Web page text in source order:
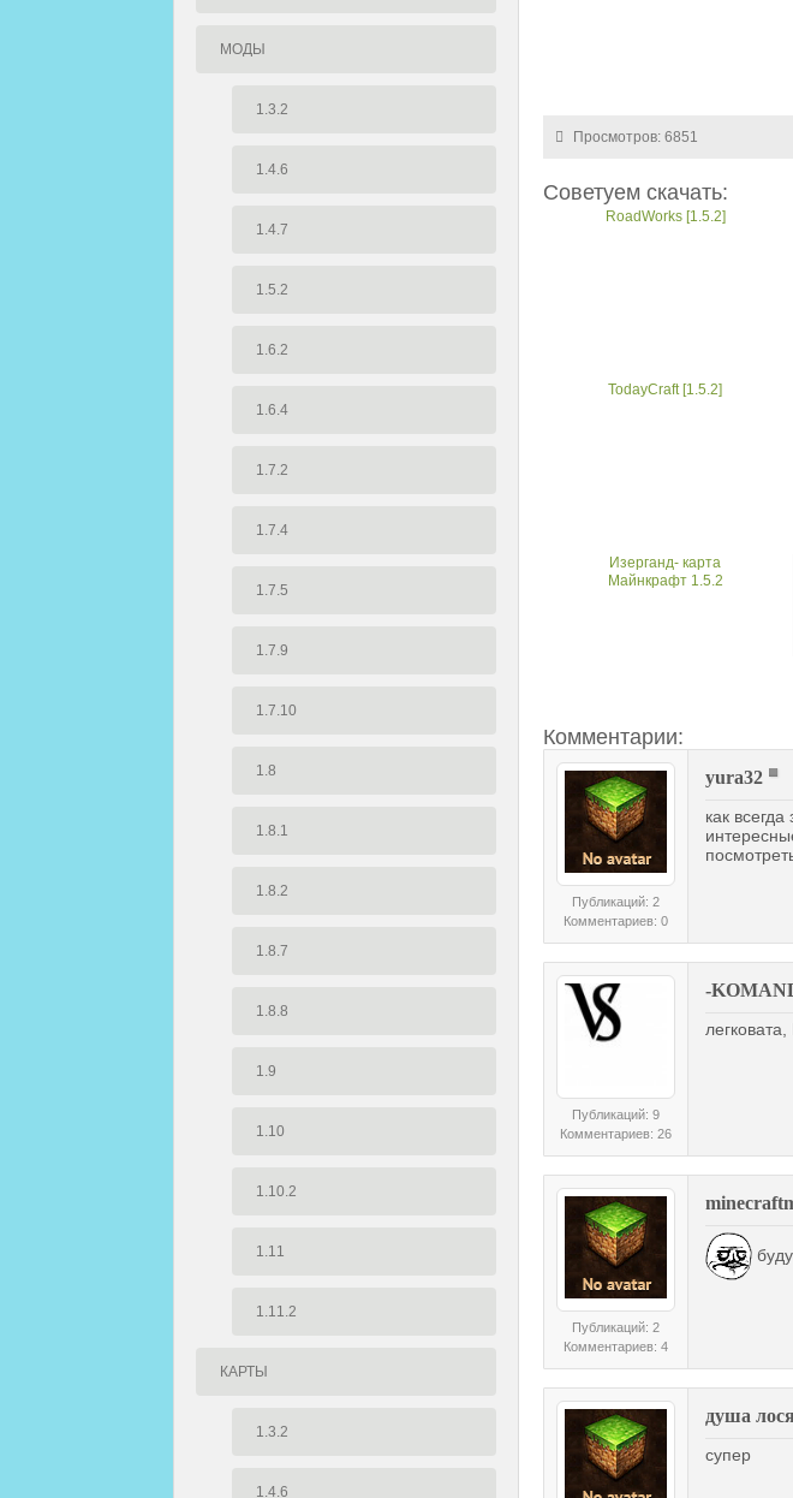
МОДЫ
1.3.2
1.4.6
1.4.7
1.5.2
1.6.2
1.6.4
1.7.2
1.7.4
1.7.5
1.7.9
1.7.10
1.8
1.8.1
1.8.2
1.8.7
1.8.8
1.9
1.10
1.10.2
1.11
1.11.2
КАРТЫ
1.3.2
1.4.6
Просмотров: 6851
Советуем скачать:
RoadWorks [1.5.2]
TodayCraft [1.5.2]
Изерганд- карта
Майнкрафт 1.5.2
Комментарии:
Публикаций: 2
Комментариев: 0
yura32
как
Публикаций: 9
Комментариев: 26
-
Публикаций: 2
Комментариев: 4
душа лося
супер